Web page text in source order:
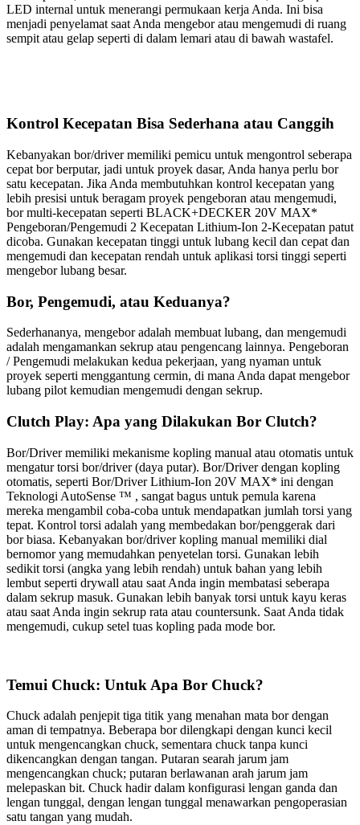
LED internal untuk menerangi permukaan kerja Anda. Ini bisa
menjadi penyelamat saat Anda mengebor atau mengemudi di ruang
sempit atau gelap seperti di dalam lemari atau di bawah wastafel.
Kontrol Kecepatan Bisa Sederhana atau Canggih
Kebanyakan bor/driver memiliki pemicu untuk mengontrol seberapa
cepat bor berputar, jadi untuk proyek dasar, Anda hanya perlu bor
satu kecepatan. Jika Anda membutuhkan kontrol kecepatan yang
lebih presisi untuk beragam proyek pengeboran atau mengemudi,
bor multi-kecepatan seperti BLACK+DECKER 20V MAX*
Pengeboran/Pengemudi 2 Kecepatan Lithium-Ion 2-Kecepatan patut
dicoba. Gunakan kecepatan tinggi untuk lubang kecil dan cepat dan
mengemudi dan kecepatan rendah untuk aplikasi torsi tinggi seperti
mengebor lubang besar.
Bor, Pengemudi, atau Keduanya?
Sederhananya, mengebor adalah membuat lubang, dan mengemudi
adalah mengamankan sekrup atau pengencang lainnya. Pengeboran
/ Pengemudi melakukan kedua pekerjaan, yang nyaman untuk
proyek seperti menggantung cermin, di mana Anda dapat mengebor
lubang pilot kemudian mengemudi dengan sekrup.
Clutch Play: Apa yang Dilakukan Bor Clutch?
Bor/Driver memiliki mekanisme kopling manual atau otomatis untuk
mengatur torsi bor/driver (daya putar). Bor/Driver dengan kopling
otomatis, seperti Bor/Driver Lithium-Ion 20V MAX* ini dengan
Teknologi AutoSense ™ , sangat bagus untuk pemula karena
mereka mengambil coba-coba untuk mendapatkan jumlah torsi yang
tepat. Kontrol torsi adalah yang membedakan bor/penggerak dari
bor biasa. Kebanyakan bor/driver kopling manual memiliki dial
bernomor yang memudahkan penyetelan torsi. Gunakan lebih
sedikit torsi (angka yang lebih rendah) untuk bahan yang lebih
lembut seperti drywall atau saat Anda ingin membatasi seberapa
dalam sekrup masuk. Gunakan lebih banyak torsi untuk kayu keras
atau saat Anda ingin sekrup rata atau countersunk. Saat Anda tidak
mengemudi, cukup setel tuas kopling pada mode bor.
Temui Chuck: Untuk Apa Bor Chuck?
Chuck adalah penjepit tiga titik yang menahan mata bor dengan
aman di tempatnya. Beberapa bor dilengkapi dengan kunci kecil
untuk mengencangkan chuck, sementara chuck tanpa kunci
dikencangkan dengan tangan. Putaran searah jarum jam
mengencangkan chuck; putaran berlawanan arah jarum jam
melepaskan bit. Chuck hadir dalam konfigurasi lengan ganda dan
lengan tunggal, dengan lengan tunggal menawarkan pengoperasian
satu tangan yang mudah.